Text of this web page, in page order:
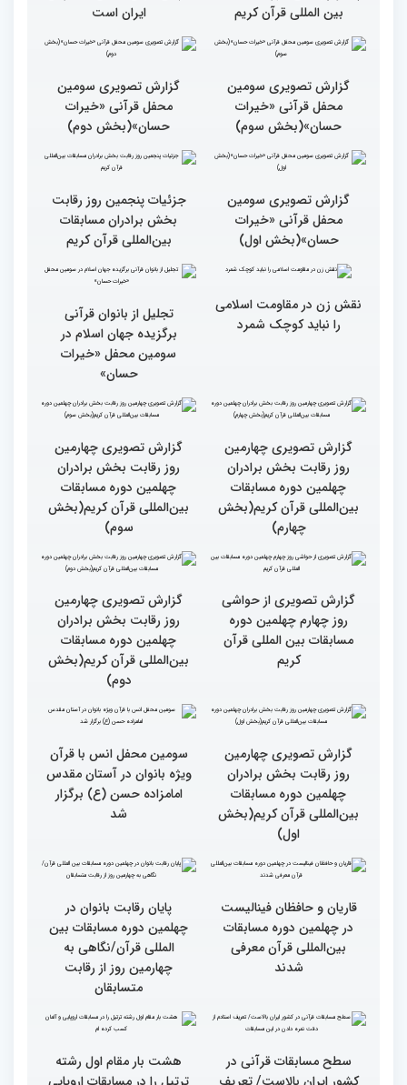
گزارش تصویری حواشی روز
پنجم چهلمین دوره مسابقات
بین المللی قرآن کریم
۶۰ درصد مقام‌های مسابقات
قرآنی جهان متعلق به قاریان
ایران است
گزارش تصویری سومین
محفل قرآنی «خیرات
حسان»(بخش سوم)
گزارش تصویری سومین
محفل قرآنی «خیرات
حسان»(بخش دوم)
گزارش تصویری سومین
محفل قرآنی «خیرات
حسان»(بخش اول)
جزئیات پنجمین روز رقابت
بخش برادران مسابقات
بین‌المللی قرآن کریم
نقش زن در مقاومت اسلامی
را نباید کوچک شمرد
تجلیل از بانوان قرآنی
برگزیده جهان اسلام در
سومین محفل «خیرات
حسان»
گزارش تصویری چهارمین
روز رقابت بخش برادران
بین‌المللی قرآن کریم(بخش
چهارم)
گزارش تصویری چهارمین
روز رقابت بخش برادران
چهلمین دوره مسابقات
بین‌المللی قرآن کریم(بخش
سوم)
گزارش تصویری از حواشی
روز چهارم چهلمین دوره
مسابقات بین المللی قرآن
کریم
گزارش تصویری چهارمین
بین‌المللی قرآن کریم(بخش
دوم)
گزارش تصویری چهارمین
بین‌المللی قرآن کریم(بخش
اول)
سومین محفل انس با قرآن
ویژه بانوان در آستان مقدس
امامزاده حسن (ع) برگزار
شد